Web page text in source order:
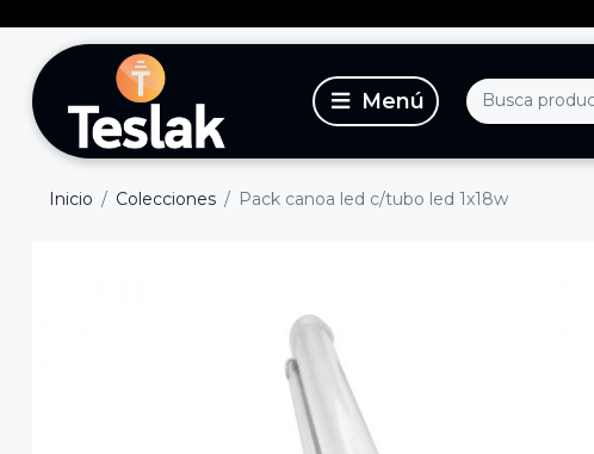
Inicio Colecciones Pack canoa led c/tubo led 1x18w